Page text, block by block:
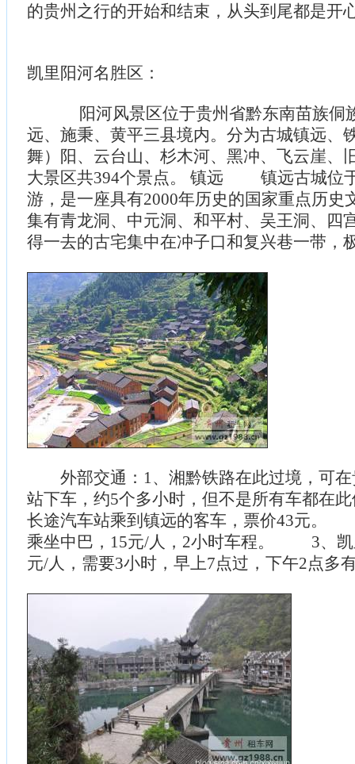
的贵州之行的开始和结束，从头到尾都是开
凯里阳河名胜区：
阳河风景区位于贵州省黔东南苗族侗
远、施秉、黄平三县境内。分为古城镇远、
舞）阳、云台山、杉木河、黑冲、飞云崖、
大景区共394个景点。 镇远 镇远古城位
游，是一座具有2000年历史的国家重点历史
集有青龙洞、中元洞、和平村、吴王洞、四
得一去的古宅集中在冲子口和复兴巷一带，
外部交通：1、湘黔铁路在此过境，可在
站下车，约5个多小时，但不是所有车都在
长途汽车站乘到镇远的客车，票价43元
乘坐中巴，15元/人，2小时车程。 3、凯
元/人，需要3小时，早上7点过，下午2